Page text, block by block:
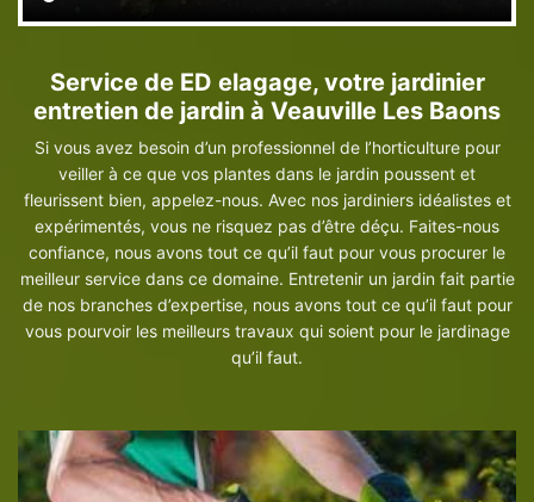
Service de ED elagage, votre jardinier
entretien de jardin à Veauville Les Baons
Si vous avez besoin d’un professionnel de l’horticulture pour
veiller à ce que vos plantes dans le jardin poussent et
fleurissent bien, appelez-nous. Avec nos jardiniers idéalistes et
expérimentés, vous ne risquez pas d’être déçu. Faites-nous
confiance, nous avons tout ce qu’il faut pour vous procurer le
meilleur service dans ce domaine. Entretenir un jardin fait partie
de nos branches d’expertise, nous avons tout ce qu’il faut pour
vous pourvoir les meilleurs travaux qui soient pour le jardinage
qu’il faut.